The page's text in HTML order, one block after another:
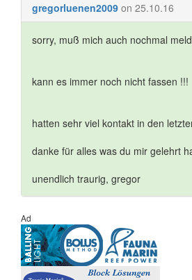
gregorluenen2009 on 25.10.16
sorry, muß mich auch nochmal
kann es immer noch nicht fassen !!!
hatten sehr viel kontakt in den
danke für alles was du mir gelehrt
unendlich traurig, gregor
Ad